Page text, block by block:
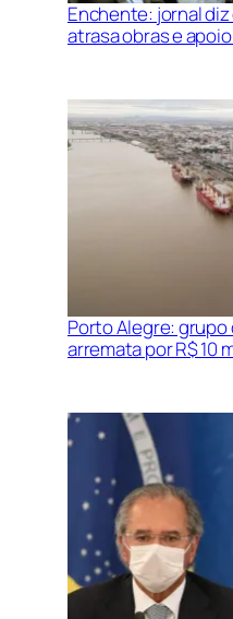
Enchente: jornal
atrasa obras e
Porto Alegre: grupo
arremata por R$ 10